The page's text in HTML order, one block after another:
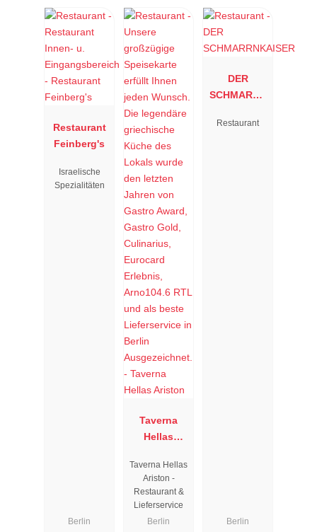
Restaurant
Feinberg's
Israelische
Spezialitäten
Berlin
Taverna
Hellas
Taverna Hellas
Ariston -
Restaurant &
Lieferservice
Berlin
DER
SCHMARRN
Restaurant
Berlin